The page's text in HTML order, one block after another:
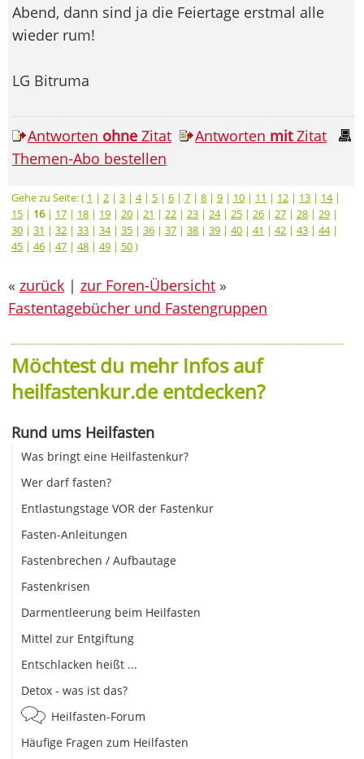
Abend, dann sind ja die Feiertage erstmal alle
wieder rum!
LG Bitruma
Antworten ohne Zitat Antworten mitZitat
Themen-Abo bestellen
Gehe zu Seite: ( 1 | 2 | 3 | 4| 5 | 6 | 7 | 8 | 9 | 10 | 11 | 12 | 13 | 14|
15 | 16| 17 | 18 | 19 | 20 | 21 | 22 | 23 | 24| 25 | 26 | 27 | 28 | 29 |
30 | 31 | 32 | 33 | 34| 35 | 36 | 37 | 38 | 39 | 40 | 41 | 42 | 43 | 44|
45 | 46 | 47 | 48 | 49 | 50)
« zurück | zur Foren-Übersicht »
Fastentagebücher und Fastengruppen
Möchtest du mehr Infos auf
heilfastenkur.de entdecken?
Rund ums Heilfasten
Was bringt eine Heilfastenkur?
Wer darf fasten?
Entlastungstage VOR der Fastenkur
Fasten-Anleitungen
Fastenbrechen / Aufbautage
Fastenkrisen
Darmentleerung beim Heilfasten
Mittel zur Entgiftung
Entschlacken heißt ...
Detox - was ist das?
Heilfasten-Forum
Häufige Fragen zum Heilfasten